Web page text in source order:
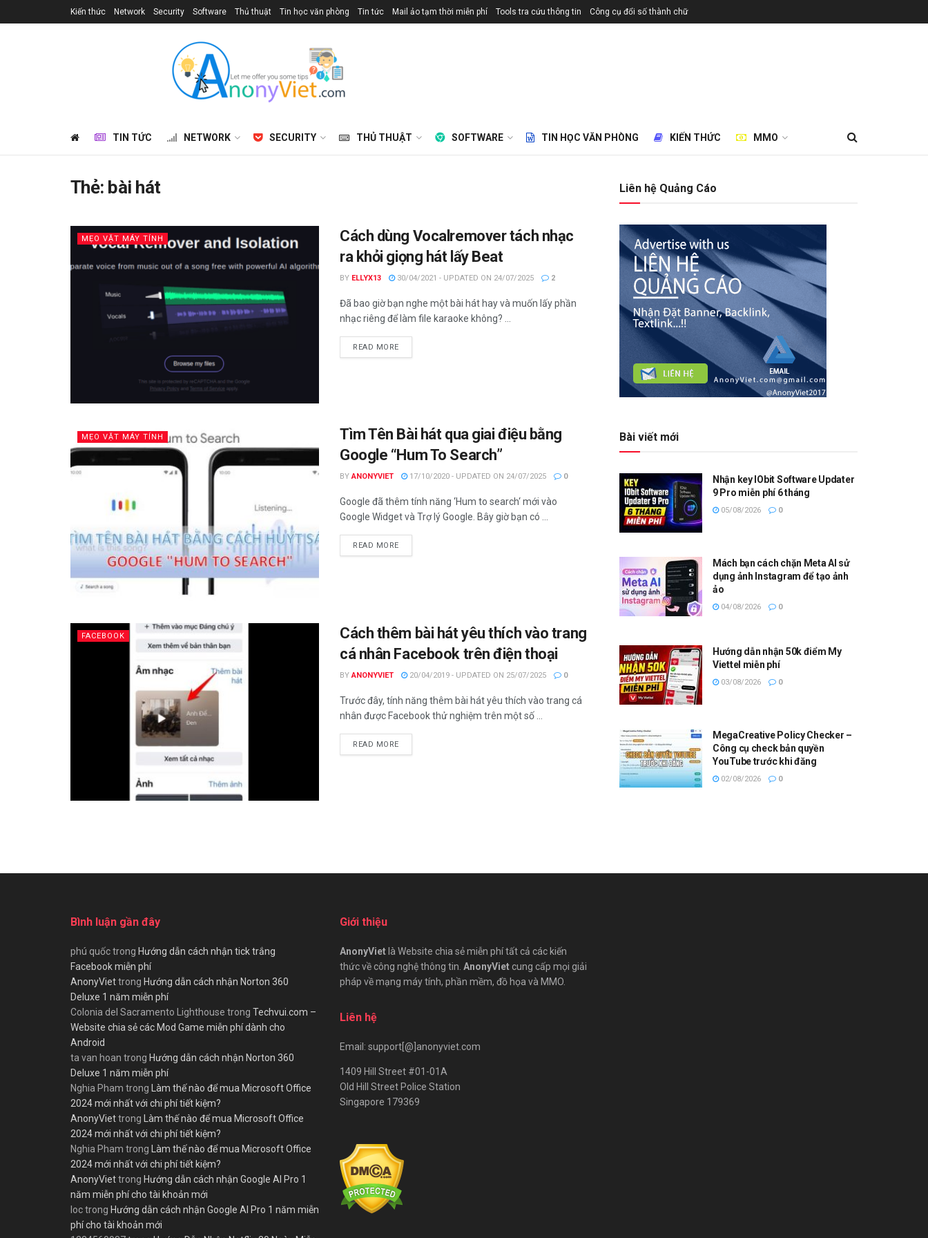
Kiến thức Network Security Software Thủ thuật Tin học văn phòng Tin tức Mail ảo tạm thời miễn phí Tools tra cứu thông tin Công cụ đổi số thành chữ
TIN TỨC NETWORK SECURITY THỦ THUẬT SOFTWARE TIN HỌC VĂN PHÒNG KIẾN THỨC MMO
Thẻ: bài hát
MẸO VẶT MÁY TÍNH
Cách dùng Vocalremover tách nhạc
ra khỏi giọng hát lấy Beat
BY ELLYX13 30/04/2021 - UPDATED ON 24/07/2025 2
Đã bao giờ bạn nghe một bài hát hay và muốn lấy phần
nhạc riêng để làm file karaoke không? ...
READ MOREDETAILS
MẸO VẶT MÁY TÍNH
Tìm Tên Bài hát qua giai điệu bằng
Google “Hum To Search”
BY ANONYVIET 17/10/2020 - UPDATED ON 24/07/2025 0
Google đã thêm tính năng ‘Hum to search‘ mới vào
Google Widget và Trợ lý Google. Bây giờ bạn có ...
READ MOREDETAILS
FACEBOOK
Cách thêm bài hát yêu thích vào trang
cá nhân Facebook trên điện thoại
BY ANONYVIET 20/04/2019 - UPDATED ON 25/07/2025 0
Trước đây, tính năng thêm bài hát yêu thích vào trang cá
nhân được Facebook thử nghiệm trên một số ...
READ MOREDETAILS
Liên hệ Quảng Cáo
Bài viết mới
Nhận key IObit Software Updater
9 Pro miễn phí 6 tháng
05/08/2026 0
Mách bạn cách chặn Meta AI sử
dụng ảnh Instagram để tạo ảnh
ảo
04/08/2026 0
Hướng dẫn nhận 50k điểm My
Viettel miễn phí
03/08/2026 0
MegaCreative Policy Checker –
Công cụ check bản quyền
YouTube trước khi đăng
02/08/2026 0
Bình luận gần đây
phú quốctrong Hướng dẫn cách nhận tick trắng
Facebook miễn phí
AnonyViettrong Hướng dẫn cách nhận Norton 360
Deluxe 1 năm miễn phí
Colonia del Sacramento Lighthouse trong Techvui.com –
Website chia sẻ các Mod Game miễn phí dành cho
Android
ta van hoan trong Hướng dẫn cách nhận Norton 360
Deluxe 1 năm miễn phí
Nghia Pham trong Làm thế nào để mua Microsoft Office
2024 mới nhất với chi phí tiết kiệm?
AnonyViettrong Làm thế nào để mua Microsoft Office
2024 mới nhất với chi phí tiết kiệm?
Nghia Pham trong Làm thế nào để mua Microsoft Office
2024 mới nhất với chi phí tiết kiệm?
AnonyViettrong Hướng dẫn cách nhận Google AI Pro 1
năm miễn phí cho tài khoản mới
loctrong Hướng dẫn cách nhận Google AI Pro 1 năm miễn
phí cho tài khoản mới
Giới thiệu
AnonyVietlà Website chia sẻ miễn phí tất cả các kiến
thức về công nghệ thông tin. AnonyViet cung cấp mọi giải
pháp về mạng máy tính, phần mềm, đồ họa và MMO.
Liên hệ
Email: support[@]anonyviet.com
1409 Hill Street #01-01A
Old Hill Street Police Station
Singapore 179369